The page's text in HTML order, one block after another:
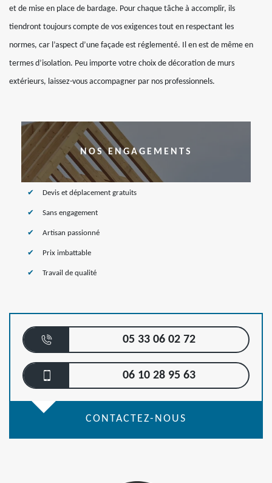
et de mise en place de bardage. Pour chaque tâche à accomplir, ils
tiendront toujours compte de vos exigences tout en respectant les
normes, car l’aspect d’une façade est réglementé. Il en est de même en
termes d’isolation. Peu importe votre choix de décoration de murs
extérieurs, laissez-vous accompagner par nos professionnels.
NOS ENGAGEMENTS
Devis et déplacement gratuits
Sans engagement
Artisan passionné
Prix imbattable
Travail de qualité
05 33 06 02 72
06 10 28 95 63
CONTACTEZ-NOUS